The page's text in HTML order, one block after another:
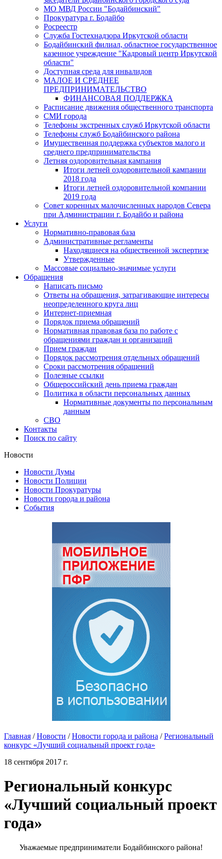
МО МВД России "Бодайбинский"
Прокуратура г. Бодайбо
Росреестр
Служба Гостехнадзора Иркутской области
Бодайбинский филиал, областное государственное
казенное учреждение "Кадровый центр Иркутской
области"
Доступная среда для инвалидов
МАЛОЕ И СРЕДНЕЕ
ПРЕДПРИНИМАТЕЛЬСТВО
ФИНАНСОВАЯ ПОДДЕРЖКА
Расписание движения общественного транспорта
СМИ города
Телефоны экстренных служб Иркутской области
Телефоны служб Бодайбинского района
Имущественная поддержка субъектов малого и
среднего предпринимательства
Летняя оздоровительная кампания
Итоги летней оздоровительной кампании
2018 года
Итоги летней оздоровительной компании
2019 года
Совет коренных малочисленных народов Севера
при Администрации г. Бодайбо и района
Услуги
Нормативно-правовая база
Административные регламенты
Находящиеся на общественной экспертизе
Утвержденные
Массовые социально-значимые услуги
Обращения
Написать письмо
Ответы на обращения, затрагивающие интересы
неопределенного круга лиц
Интернет-приемная
Порядок приема обращений
Нормативная правовая база по работе с
обращениями граждан и организаций
Прием граждан
Порядок рассмотрения отдельных обращений
Сроки рассмотрения обращений
Полезные ссылки
Общероссийский день приема граждан
Политика в области персональных данных
Нормативные документы по персональным
данным
СВО
Контакты
Поиск по сайту
Новости
Новости Думы
Новости Полиции
Новости Прокуратуры
Новости города и района
События
Главная / Новости / Новости города и района / Региональный
конкурс «Лучший социальный проект года»
18 сентября 2017 г.
Региональный конкурс
«Лучший социальный проект
года»
Уважаемые предприниматели Бодайбинского района!